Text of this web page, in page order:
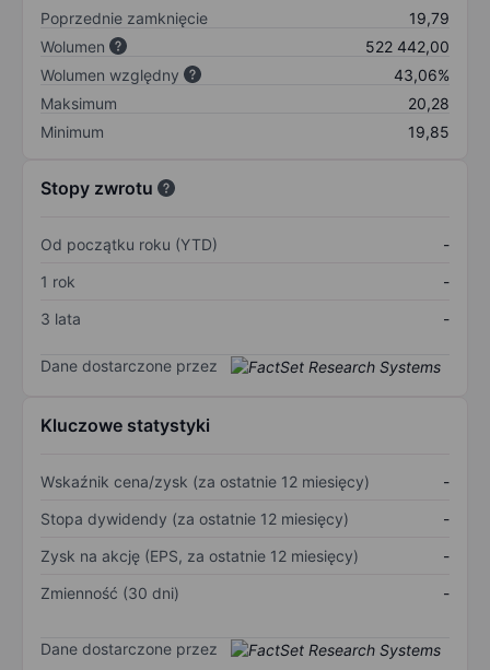
Poprzednie zamknięcie
19,79
Wolumen
522 442,00
Wolumen względny
43,06%
Maksimum
20,28
Minimum
19,85
Stopy zwrotu
Od początku roku (YTD)
-
1 rok
-
3 lata
-
Dane dostarczone przez
Kluczowe statystyki
Wskaźnik cena/zysk (za ostatnie 12 miesięcy)
-
Stopa dywidendy (za ostatnie 12 miesięcy)
-
Zysk na akcję (EPS, za ostatnie 12 miesięcy)
-
Zmienność (30 dni)
-
Dane dostarczone przez